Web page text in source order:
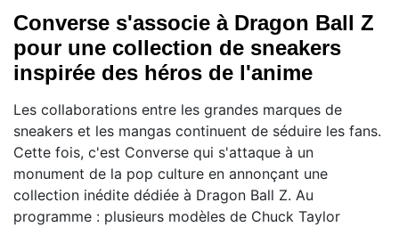
Converse s'associe à Dragon Ball Z
pour une collection de sneakers
inspirée des héros de l'anime
Les collaborations entre les grandes marques de
sneakers et les mangas continuent de séduire les fans.
Cette fois, c'est Converse qui s'attaque à un
monument de la pop culture en annonçant une
collection inédite dédiée à Dragon Ball Z. Au
programme : plusieurs modèles de Chuck Taylor